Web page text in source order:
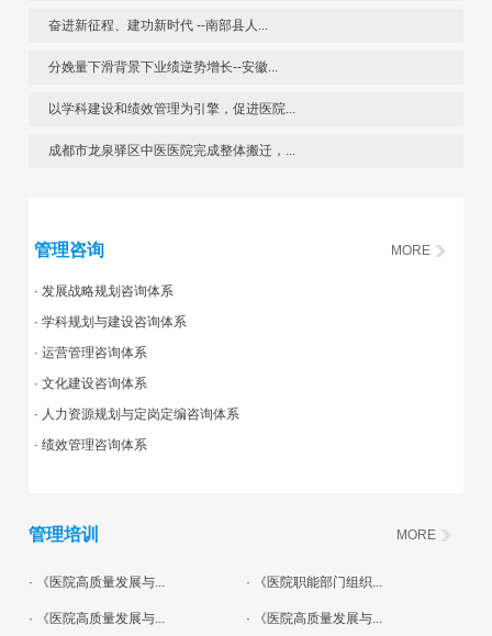
奋进新征程、建功新时代 --南部县人...
分娩量下滑背景下业绩逆势增长--安徽...
以学科建设和绩效管理为引擎，促进医院...
成都市龙泉驿区中医医院完成整体搬迁，...
管理咨询 MORE
· 发展战略规划咨询体系
· 学科规划与建设咨询体系
· 运营管理咨询体系
· 文化建设咨询体系
· 人力资源规划与定岗定编咨询体系
· 绩效管理咨询体系
管理培训 MORE
· 《医院高质量发展与... · 《医院职能部门组织...
· 《医院高质量发展与... · 《医院高质量发展与...